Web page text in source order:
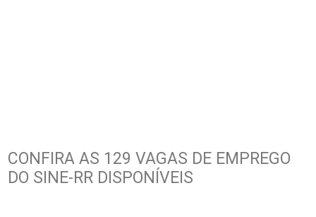
CONFIRA AS 129 VAGAS DE EMPREGO
DO SINE-RR DISPONÍVEIS